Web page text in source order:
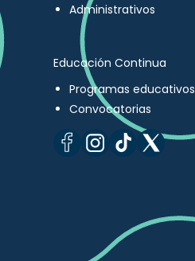
Administrativos
Educación Continua
Programas educativos
Convocatorias